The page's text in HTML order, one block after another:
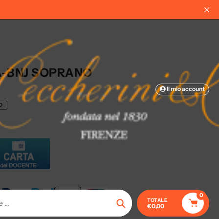
Il mio account
Ricerca
TOTALE
€0,00
0
BNJ SOPRANO